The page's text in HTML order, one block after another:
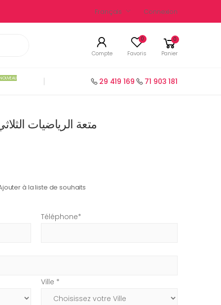
Français Connexion
Compte
0
Favoris
0
Panier
NOUVEAU 29 419 169 71 903 181
متعة الرياضيات الثلاثي
à la liste de souhaits
Téléphone*
Ville *